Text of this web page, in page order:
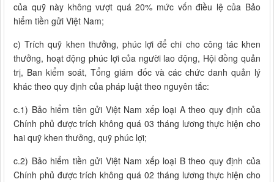
của quỹ này không vượt quá 20% mức vốn điều lệ của Bảo
hiểm tiền gửi Việt Nam;
c) Trích quỹ khen thưởng, phúc lợi để chi cho công tác khen
thưởng, hoạt động phúc lợi của người lao động, Hội đồng quản
trị, Ban kiểm soát, Tổng giám đốc và các chức danh quản lý
khác theo quy định của pháp luật theo nguyên tắc:
c.1) Bảo hiểm tiền gửi Việt Nam xếp loại A theo quy định của
Chính phủ được trích không quá 03 tháng lương thực hiện cho
hai quỹ khen thưởng, quỹ phúc lợi;
c.2) Bảo hiểm tiền gửi Việt Nam xếp loại B theo quy định của
Chính phủ được trích không quá 02 tháng lương thực hiện cho